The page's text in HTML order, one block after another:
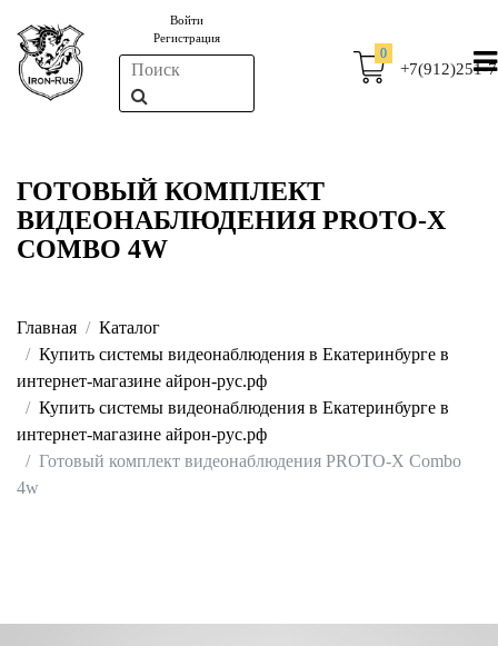
Войти
Регистрация
0
+7(912)251-
ГОТОВЫЙ КОМПЛЕКТ
ВИДЕОНАБЛЮДЕНИЯ PROTO-X
COMBO 4W
Главная
Каталог
Купить системы видеонаблюдения в Екатеринбурге в
интернет-магазине айрон-рус.рф
Купить системы видеонаблюдения в Екатеринбурге в
интернет-магазине айрон-рус.рф
Готовый комплект видеонаблюдения PROTO-X Combo
4w